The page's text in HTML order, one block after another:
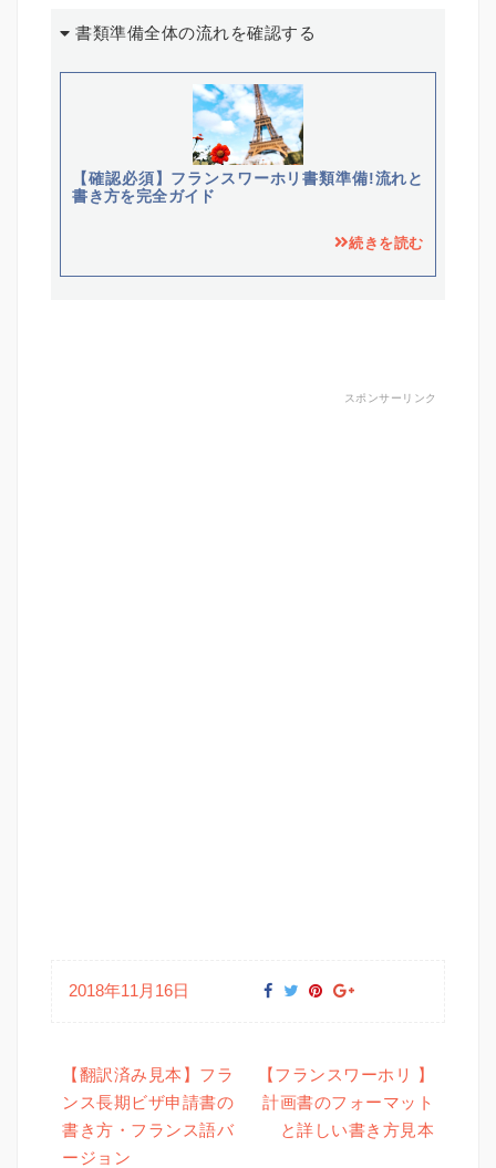
書類準備全体の流れを確認する
【確認必須】フランスワーホリ書類準備!流れと
書き方を完全ガイド
続きを読む
スポンサーリンク
2018年11月16日
投稿ナビゲーション
【翻訳済み見本】フラ
ンス長期ビザ申請書の
書き方・フランス語バ
ージョン
【フランスワーホリ 】
計画書のフォーマット
と詳しい書き方見本